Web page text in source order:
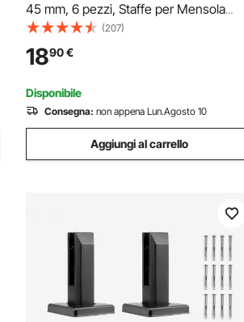
45 mm, 6 pezzi, Staffe per Mensola
Sospese Carichi pesanti, Staffa Mensola
a L, Nera Opaca Spessa 5 mm, Staffe
Mensola in Acciaio Capacità di Carico di
72,6 kg
(207)
1890€
Disponibile
Consegna: non appena Lun.Agosto 10
Aggiungi al carrello